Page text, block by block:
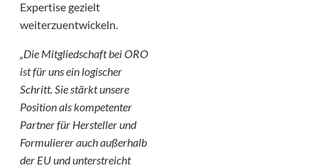
Expertise gezielt
weiterzuentwickeln.
„Die Mitgliedschaft bei ORO
ist für uns ein logischer
Schritt. Sie stärkt unsere
Position als kompetenter
Partner für Hersteller und
Formulierer auch außerhalb
der EU und unterstreicht